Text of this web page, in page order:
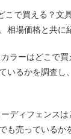
こで買える？文
相場価格と共に
ラーはどこで
いるかを調査し
ディフェンスは
も売っているか